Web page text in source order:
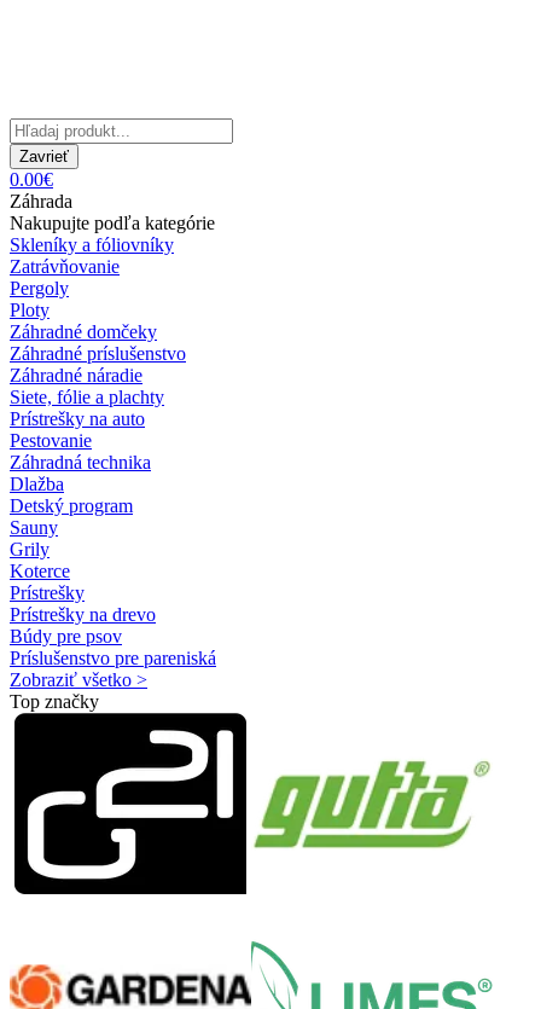
Zavrieť
0.00€
Záhrada
Nakupujte podľa kategórie
Skleníky a fóliovníky
Zatrávňovanie
Pergoly
Ploty
Záhradné domčeky
Záhradné príslušenstvo
Záhradné náradie
Siete, fólie a plachty
Prístrešky na auto
Pestovanie
Záhradná technika
Dlažba
Detský program
Sauny
Grily
Koterce
Prístrešky
Prístrešky na drevo
Búdy pre psov
Príslušenstvo pre pareniská
Zobraziť všetko >
Top značky